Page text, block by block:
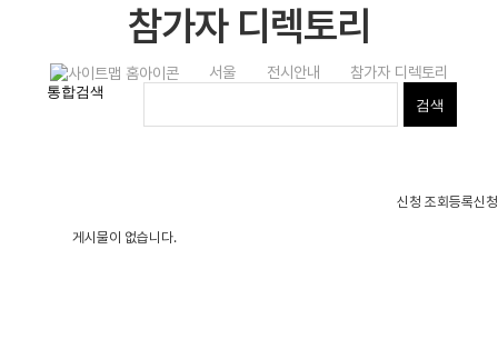
참가자 디렉토리
서울 전시안내 참가자 디렉토리
신청 조회 등록신청
게시물이 없습니다.